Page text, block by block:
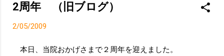
2周年 （旧ブログ）
2/05/2009
本日、当院おかげさまで２周年を迎えました。